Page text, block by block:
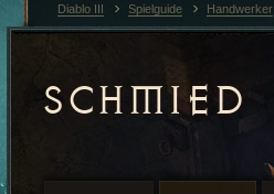
SCHMIED
Diablo III Spielguide Handwerker